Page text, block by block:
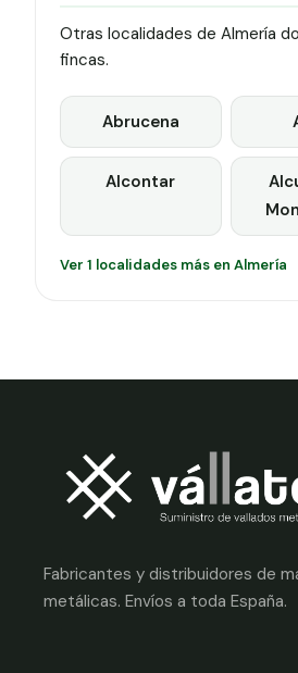
Otras localidades de Almería
fincas.
Abrucena
Alcontar
Ver 1 localidades más en Almería
Fabricantes y distribuidores de
metálicas. Envíos a toda España.